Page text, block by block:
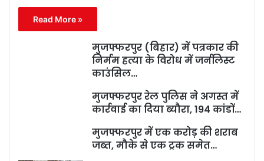
Read More »
मुजफ्फरपुर (बिहार) में पत्रकार की
निर्मम हत्या के विरोध में जर्नलिस्ट
काउंसिल…
मुजफ्फरपुर रेल पुलिस ने अगस्त में
कार्रवाई का दिया ब्यौरा, 194 कांडों…
मुजफ्फरपुर में एक करोड़ की शराब
जब्त, मौके से एक ट्रक समेत…